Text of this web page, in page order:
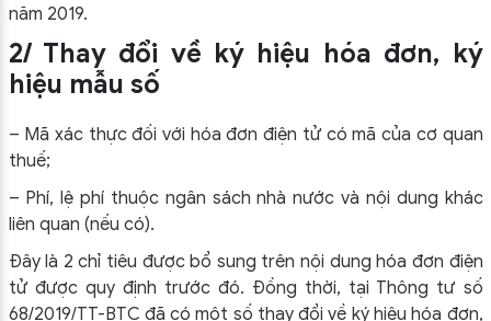
năm 2019.
2/ Thay đổi về ký hiệu hóa đơn, ký
hiệu mẫu số
– Mã xác thực đối với hóa đơn điện tử có mã của cơ quan
thuế;
– Phí, lệ phí thuộc ngân sách nhà nước và nội dung khác
liên quan (nếu có).
Đây là 2 chỉ tiêu được bổ sung trên nội dung hóa đơn điện
tử được quy định trước đó. Đồng thời, tại Thông tư số
68/2019/TT-BTC đã có một số thay đổi về ký hiệu hóa đơn,